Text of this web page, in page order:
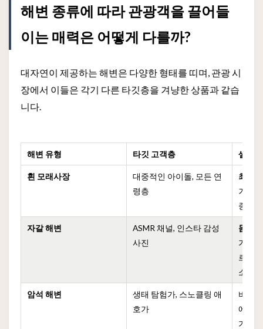
해변 종류에 따라 관광객을 끌어들
이는 매력은 어떻게 다를까?
대자연이 제공하는 해변은 다양한 형태를 띠며, 관광 시
장에서 이들은 각기 다른 타깃층을 겨냥한 상품과 같습
니다.
해변 유형 타깃 고객층 셀링
흰 모래사장
대중적인 아이돌, 모든 연
령층
최고
거나
종일
자갈 해변
ASMR 채널, 인스타 감성
사진
몸에
가 밀
르는
소음
암석 해변
생태 탐험가, 스노클링 애
호가
바닷
에 게,
기가